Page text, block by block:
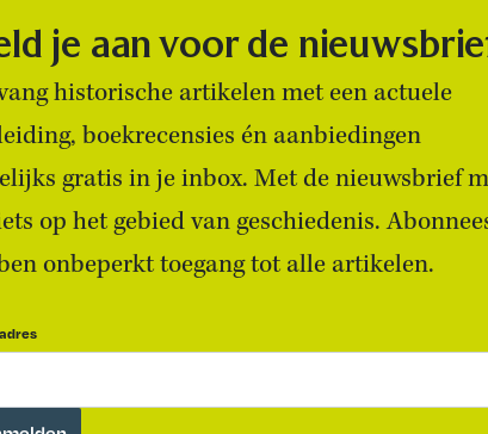
je aan voor de
historische artikelen met een actuele
boekrecensies én aanbiedingen
gratis in je inbox. Met de nieuwsbrief
op het gebied van geschiedenis.
onbeperkt toegang tot alle artikelen.